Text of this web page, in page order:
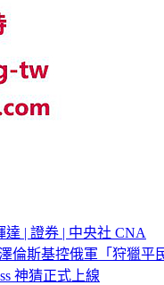
| 證券 | 中央社 CNA
倫斯基控俄軍「狩獵平
神猜正式上線